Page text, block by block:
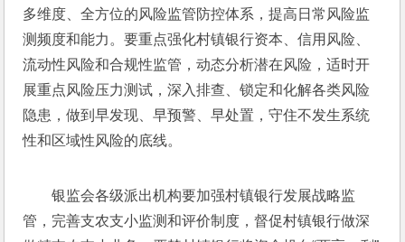
多维度、全方位的风险监管防控体系，提高日常风险监
测频度和能力。要重点强化村镇银行资本、信用风险、
流动性风险和合规性监管，动态分析潜在风险，适时开
展重点风险压力测试，深入排查、锁定和化解各类风险
隐患，做到早发现、早预警、早处置，守住不发生系统
性和区域性风险的底线。
银监会各级派出机构要加强村镇银行发展战略监
管，完善支农支小监测和评价制度，督促村镇银行做深